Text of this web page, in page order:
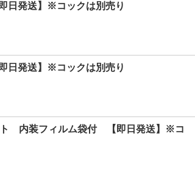
発送】※コックは別売り
発送】※コックは別売り
ト 内装フィルム袋付 【即日発送】※コ